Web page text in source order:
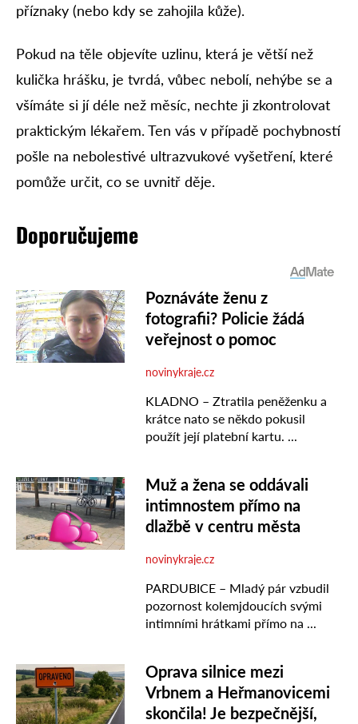
příznaky (nebo kdy se zahojila kůže).
Pokud na těle objevíte uzlinu, která je větší než
kulička hrášku, je tvrdá, vůbec nebolí, nehýbe se a
všímáte si jí déle než měsíc, nechte ji zkontrolovat
praktickým lékařem. Ten vás v případě pochybností
pošle na nebolestivé ultrazvukové vyšetření, které
pomůže určit, co se uvnitř děje.
Doporučujeme